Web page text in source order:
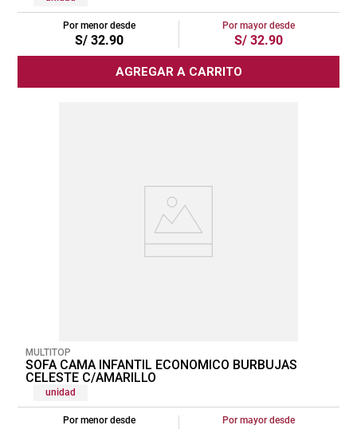
Por menor desde
S/ 32.90
Por mayor desde
S/ 32.90
AGREGAR A CARRITO
MULTITOP
SOFA CAMA INFANTIL ECONOMICO BURBUJAS
CELESTE C/AMARILLO
unidad
Por menor desde Por mayor desde